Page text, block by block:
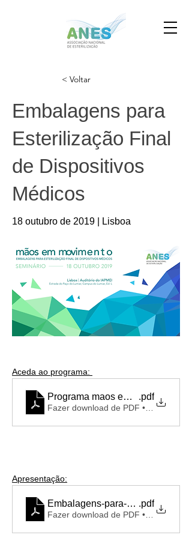
< Voltar
Embalagens para
Esterilização Final
de Dispositivos
Médicos
18 outubro de 2019 | Lisboa
Aceda ao programa:
Programa maos em movimento
.pdf
Fazer download de PDF • 206KB
Apresentação:
Embalagens-para-esterilização-
.pdf
Fazer download de PDF • 3.90MB